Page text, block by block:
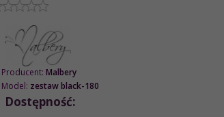
Producent: Malbery
Model: zestaw black-180
Dostępność: